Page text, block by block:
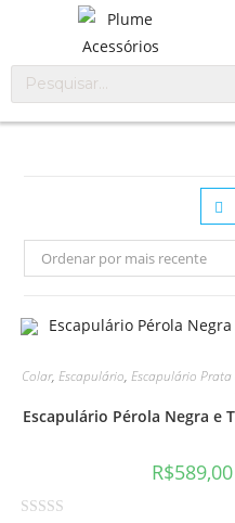
Ordenar por mais recente
Colar, Escapulário, Escapulário Prata
Escapulário Pérola Negra e
R$589,00